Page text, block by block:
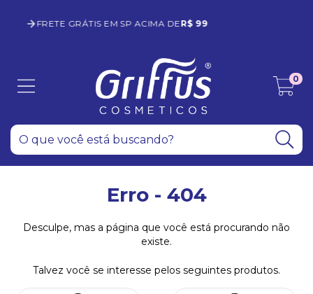
10% OFF COM O CUPOM
0
Erro - 404
Desculpe, mas a página que você está procurando não
existe.
Talvez você se interesse pelos seguintes produtos.